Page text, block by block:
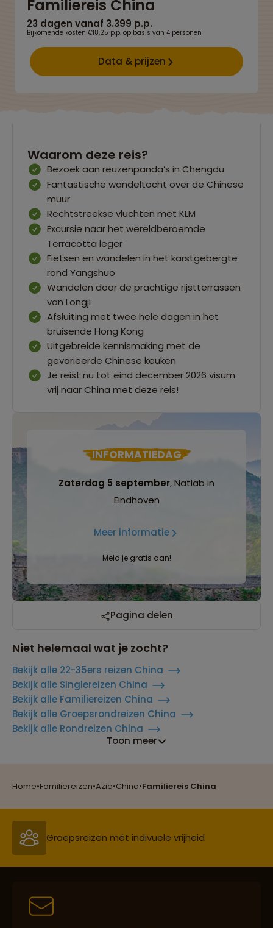
Home•Familiereizen•Azië•China•Familiereis China
Familiereis China
23 dagen vanaf 3.399 p.p.
Bijkomende kosten €18,25 p.p. op basis van 4 personen
Data & prijzen
Waarom deze reis?
Bezoek aan reuzenpanda’s in Chengdu
Fantastische wandeltocht over de Chinese
muur
Rechtstreekse vluchten met KLM
Excursie naar het wereldberoemde
Terracotta leger
Fietsen en wandelen in het karstgebergte
rond Yangshuo
Wandelen door de prachtige rijstterrassen
van Longji
Afsluiting met twee hele dagen in het
bruisende Hong Kong
Uitgebreide kennismaking met de
gevarieerde Chinese keuken
Je reist nu tot eind december 2026 visum
vrij naar China met deze reis!
INFORMATIEDAG
Zaterdag 5 september, Natlab in
Eindhoven
Meer informatie
Meld je gratis aan!
Pagina delen
Niet helemaal wat je zocht?
Bekijk alle 22-35ers reizen China
Bekijk alle Singlereizen China
Bekijk alle Familiereizen China
Bekijk alle Groepsrondreizen China
Bekijk alle Rondreizen China
Toon meer
Groepsreizen mét indivuele vrijheid
Persoonlijk en deskundig reisadvies